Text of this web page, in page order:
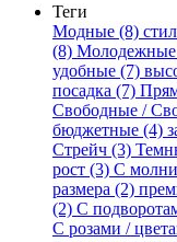
Теги
Модные (8)
(8) Молодежные
удобные (7)
посадка (7)
Свободные /
бюджетные (4)
Стрейч (3)
рост (3) С
размера (2)
(2) С
С розами /